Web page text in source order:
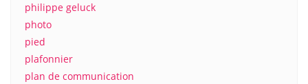
philippe geluck
photo
pied
plafonnier
plan de communication